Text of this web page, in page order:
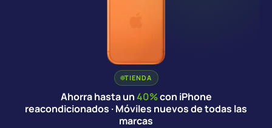
TIENDA
Ahorra hasta un40%con iPhone
reacondicionados · Móviles nuevos de todas las
marcas